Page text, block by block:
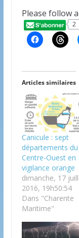
Please follow
2
Articles similaires
Canicule : sept
départements du
Centre-Ouest en
vigilance orange
dimanche, 17
2016, 19h50:54
Dans "Charente
Maritime"